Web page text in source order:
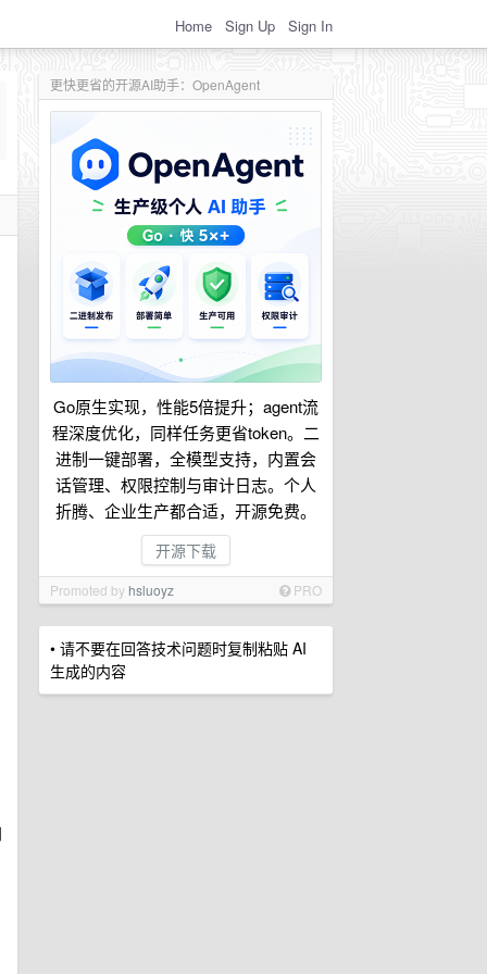
Home Sign Up Sign In
更快更省的开源AI助手：OpenAgent
Go原生实现，性能5倍提升；agent流
程深度优化，同样任务更省token。二
进制一键部署，全模型支持，内置会
话管理、权限控制与审计日志。个人
折腾、企业生产都合适，开源免费。
开源下载
Promoted by hsluoyz PRO
• 请不要在回答技术问题时复制粘贴 AI
生成的内容